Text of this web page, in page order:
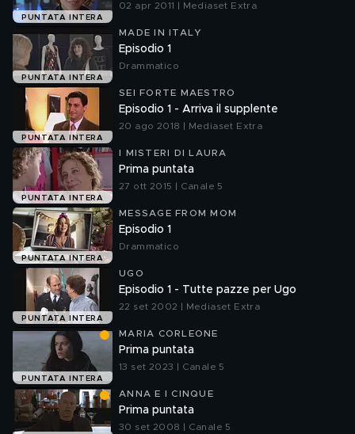
PUNTATA INTERA
02 apr 2011 | Mediaset Extra
PUNTATA INTERA
MADE IN ITALY
Episodio 1
Drammatico
PUNTATA INTERA
SEI FORTE MAESTRO
Episodio 1 - Arriva il supplente
20 ago 2018 | Mediaset Extra
PUNTATA INTERA
I MISTERI DI LAURA
Prima puntata
27 ott 2015 | Canale 5
PUNTATA INTERA
MESSAGE FROM MOM
Episodio 1
Drammatico
PUNTATA INTERA
UGO
Episodio 1 - Tutte pazze per Ugo
22 set 2002 | Mediaset Extra
PUNTATA INTERA
MARIA CORLEONE
Prima puntata
13 set 2023 | Canale 5
ANNA E I CINQUE
Prima puntata
30 set 2008 | Canale 5